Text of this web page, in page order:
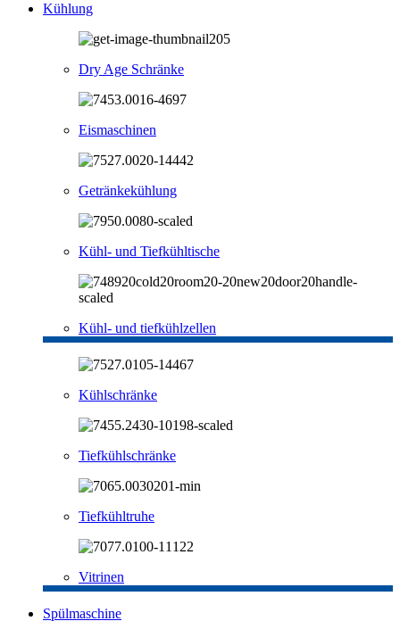
Kühlung
Dry Age Schränke
Eismaschinen
Getränkekühlung
Kühl- und Tiefkühltische
Kühl- und tiefkühlzellen
Kühlschränke
Tiefkühlschränke
Tiefkühltruhe
Vitrinen
Spülmaschine